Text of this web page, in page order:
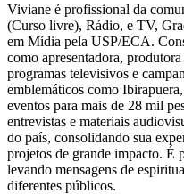
Viviane é profissional da
(Curso livre), Rádio, e TV,
em Mídia pela USP/ECA.
como apresentadora,
programas televisivos e
emblemáticos como
eventos para mais de 28 mil
entrevistas e materiais
do país, consolidando sua
projetos de grande impacto. É
levando mensagens de
diferentes públicos.